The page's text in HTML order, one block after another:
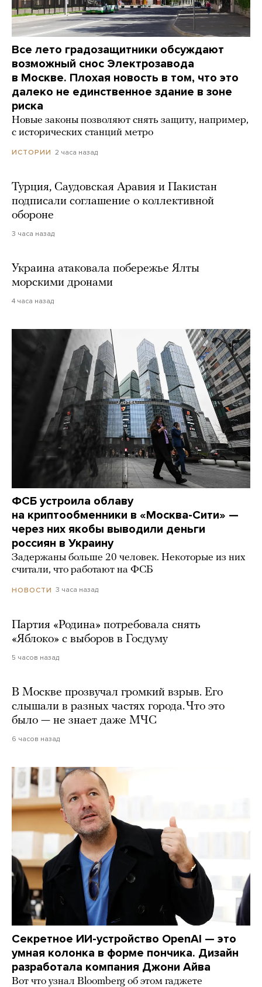
Все лето градозащитники обсуждают
возможный снос Электрозавода
в Москве. Плохая новость в том, что это
далеко не единственное здание в зоне
риска
Новые законы позволяют снять защиту, например,
с исторических станций метро
ИСТОРИИ 2 часа назад
Турция, Саудовская Аравия и Пакистан
подписали соглашение о коллективной
обороне
3 часа назад
Украина атаковала побережье Ялты
морскими дронами
4 часа назад
ФСБ устроила облаву
на криптообменники в «Москва-Сити» —
через них якобы выводили деньги
россиян в Украину
Задержаны больше 20 человек. Некоторые из них
считали, что работают на ФСБ
НОВОСТИ 3 часа назад
Партия «Родина» потребовала снять
«Яблоко» с выборов в Госдуму
5 часов назад
В Москве прозвучал громкий взрыв. Его
слышали в разных частях города. Что это
было — не знает даже МЧС
6 часов назад
Секретное ИИ-устройство OpenAI — это
умная колонка в форме пончика. Дизайн
разработала компания Джони Айва
Вот что узнал Bloomberg об этом гаджете